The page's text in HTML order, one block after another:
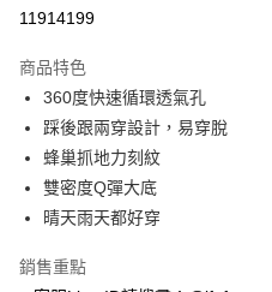
悠遊付
Google Pay
全盈+PAY
AFTEE先享後付
【關於「AFTEE先享後付」】
ATM付款
11914199
商品特色
360度快速循環透氣孔
踩後跟兩穿設計，易穿脫
蜂巢抓地力刻紋
雙密度Q彈大底
晴天雨天都好穿
銷售重點